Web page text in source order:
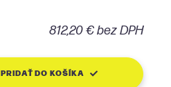
812,20 € bez DPH
PRIDAŤ DO KOŠÍKA